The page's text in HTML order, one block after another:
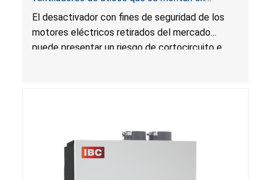
gabletes y techos por riesgo de incendio;
distribuidos por Air Vent
El desactivador con fines de seguridad de los
motores eléctricos retirados del mercado
puede presentar un riesgo de cortocircuito e